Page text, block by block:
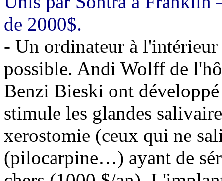
de 2000$.
- Un ordinateur à l'intérieur
possible. Andi Wolff de
Benzi Bieski ont
stimule les glandes
xerostomie (ceux qui ne
(pilocarpine…) ayant de